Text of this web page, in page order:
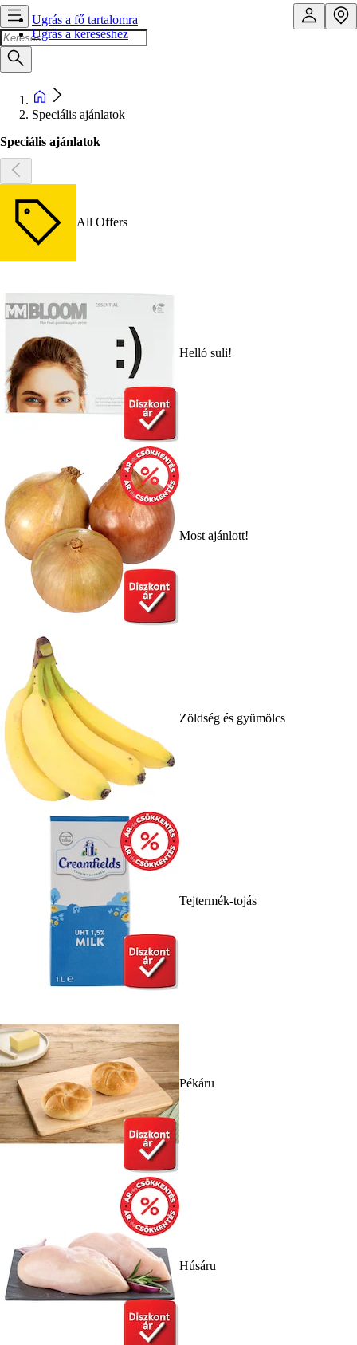
Ugrás a fő tartalomra
Ugrás a kereséshez
Speciális ajánlatok
Speciális ajánlatok
All Offers
Helló suli!
Most ajánlott!
Zöldség és gyümölcs
Tejtermék-tojás
Pékáru
Húsáru